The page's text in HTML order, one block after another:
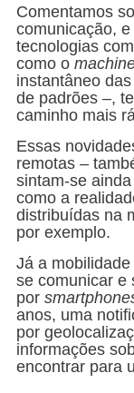
Comentamos
comunicação,
tecnologias
como o
instantâneo
de padrões –,
caminho mais
Essas
remotas –
sintam-se
como a
distribuídas na
por exemplo.
Já a
se comunicar e
por
anos, uma
por
informações
encontrar para